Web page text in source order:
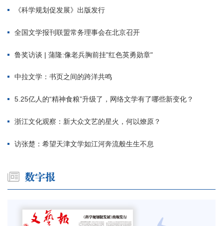
《科学规划促发展》出版发行
全国文学报刊联盟常务理事会在北京召开
鲁奖访谈 | 蒲隆:像老兵胸前挂"红色英勇勋章"
中拉文学：书页之间的跨洋共鸣
5.25亿人的“精神食粮”升级了，网络文学有了哪些新变化？
浙江文化观察：新大众文艺的星火，何以燎原？
访张楚：希望天津文学如江河奔流般生生不息